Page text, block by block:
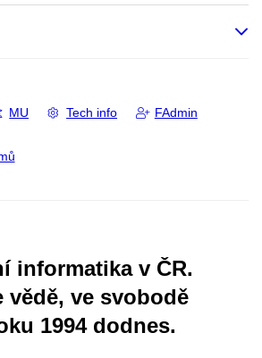
MU Tech info FAdmin
informatika v ČR.
vědě, ve svobodě
1994 dodnes.